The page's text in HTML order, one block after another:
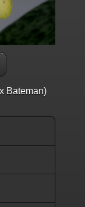
Bateman)